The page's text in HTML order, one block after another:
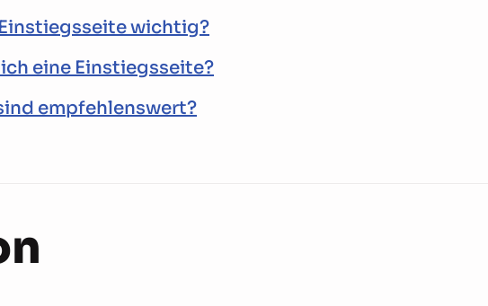
wichtig?
eine Einstiegsseite?
empfehlenswert?